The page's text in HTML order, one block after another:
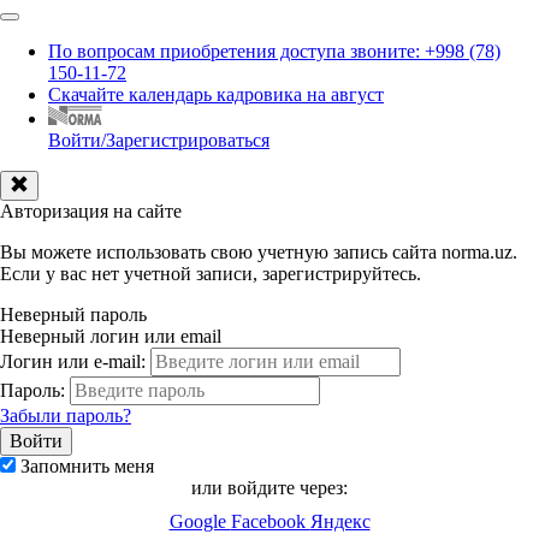
По вопросам приобретения доступа звоните: +998 (78)
150-11-72
Скачайте календарь кадровика на август
Войти/Зарегистрироваться
Авторизация на сайте
Вы можете использовать свою учетную запись сайта norma.uz.
Если у вас нет учетной записи, зарегистрируйтесь.
Неверный пароль
Неверный логин или email
Логин или e-mail:
Пароль:
Забыли пароль?
Запомнить меня
или войдите через:
Google Facebook Яндекс